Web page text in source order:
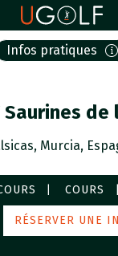
Infos pratiques
Saurines de
Murcia,
COURS
AUTOUR
RÉSERVER UNE